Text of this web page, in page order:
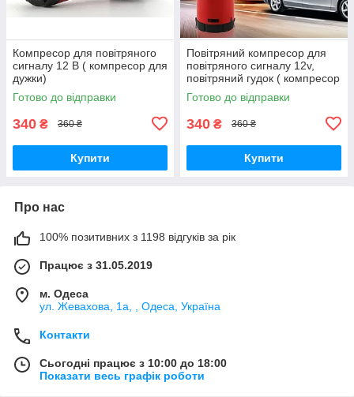
Компресор для повітряного
сигналу 12 В ( компресор для
дужки)
Готово до відправки
340 ₴ 360 ₴
Купити
Повітряний компресор для
повітряного сигналу 12v,
повітряний гудок ( компресор
для дудки)
Готово до відправки
340 ₴ 360 ₴
Купити
Про нас
100% позитивних з 1198 відгуків за рік
Працює з 31.05.2019
м. Одеса
ул. Жевахова, 1a, , Одеса, Україна
Контакти
Сьогодні працює з 10:00 до 18:00
Показати весь графік роботи